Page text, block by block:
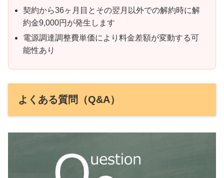
契約から36ヶ月目とその翌月以外での解約時に解
約金9,000円が発生します
電源調達調整費単価により料金差額が変動する可
能性あり
よくある質問（Q&A）